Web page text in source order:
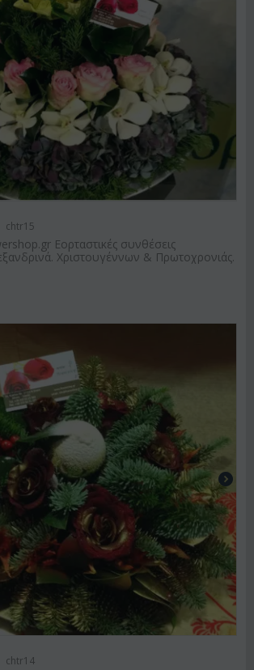
chtr15
Εορταστικές συνθέσεις
Χριστουγέννων & Πρωτοχρονιάς.
chtr14